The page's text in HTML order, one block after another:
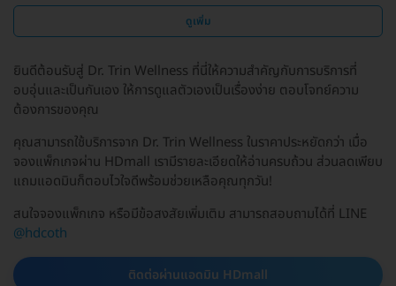
ยินดีต้อนรับสู่ Dr. Trin Wellness ที่นี่ให้ความสำคัญกับการบริการที่
อบอุ่นและเป็นกันเอง ให้การดูแลตัวเองเป็นเรื่องง่าย ตอบโจทย์ความ
ต้องการของคุณ
คุณสามารถใช้บริการจาก Dr. Trin Wellness ในราคาประหยัดกว่า เมื่อ
จองแพ็กเกจผ่าน HDmall เรามีรายละเอียดให้อ่านครบถ้วน ส่วนลดเพียบ
แถมแอดมินก็ตอบไวใจดีพร้อมช่วยเหลือคุณทุกวัน!
สนใจจองแพ็กเกจ หรือมีข้อสงสัยเพิ่มเติม สามารถสอบถามได้ที่ LINE
@hdcoth
ติดต่อผ่านแอดมิน HDmall
ดูเพิ่ม